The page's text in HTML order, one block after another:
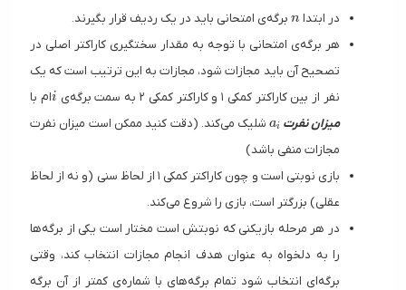
در ابتدا
n
n برگه‌ی امتحانی باید در یک ردیف قرار بگیرند.
هر برگه‌ی امتحانی با توجه به مقدار سختگیری کاراکتر اصلی در
تصحیح آن باید مجازات شود، مجازات به این ترتیب است که یک
نفر از بین کاراکتر کمکی ۱ و کاراکتر کمکی ۲ به سمت برگه‌ی
i
iام با
میزان نفرت
a_i
ai
شلیک می‌کند. (دقت کنید ممکن است میزان نفرت
مجازات منفی باشد)
بازی نوبتی است و چون کاراکتر کمکی ۱ از لحاظ سنی (و نه از لحاظ
عقلی) بزرگتر است، بازی را شروع می‌کند.
در هر مرحله بازیکنی که نوبتش است مختار است یکی از برگه‌ها
را به دلخواه به عنوان هدف انجام مجازات انتخاب کند، وقتی
برگه‌ای انتخاب شود تمام برگه‌های با شماره‌ی کمتر از آن برگه